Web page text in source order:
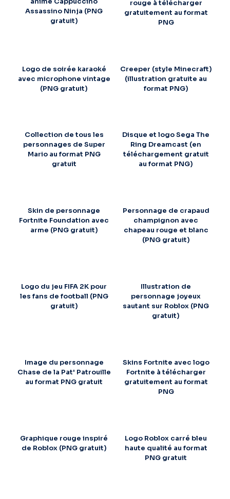
Assassino Ninja (PNG
gratuit)
rouge à télécharger
gratuitement au format
PNG
Logo de soirée karaoké
avec microphone vintage
(PNG gratuit)
Creeper (style Minecraft)
(illustration gratuite au
format PNG)
Collection de tous les
personnages de Super
Mario au format PNG
gratuit
Disque et logo Sega The
Ring Dreamcast (en
téléchargement gratuit
au format PNG)
Skin de personnage
Fortnite Foundation avec
arme (PNG gratuit)
Personnage de crapaud
champignon avec
chapeau rouge et blanc
(PNG gratuit)
Logo du jeu FIFA 2K pour
les fans de football (PNG
gratuit)
Illustration de
personnage joyeux
sautant sur Roblox (PNG
gratuit)
Image du personnage
Chase de la Pat' Patrouille
au format PNG gratuit
Skins Fortnite avec logo
Fortnite à télécharger
gratuitement au format
PNG
Graphique rouge inspiré
de Roblox (PNG gratuit)
Logo Roblox carré bleu
haute qualité au format
PNG gratuit